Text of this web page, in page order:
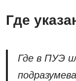
Где
Где в ПУЭ